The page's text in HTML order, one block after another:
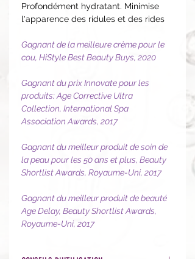
Profondément hydratant. Minimise
l'apparence des ridules et des rides
Gagnant de la meilleure crème pour le
cou, HiStyle Best Beauty Buys, 2020
Gagnant du prix Innovate pour les
produits: Age Corrective Ultra
Collection, International Spa
Association Awards, 2017
Gagnant du meilleur produit de soin de
la peau pour les 50 ans et plus, Beauty
Shortlist Awards, Royaume-Uni, 2017
Gagnant du meilleur produit de beauté
Age Delay, Beauty Shortlist Awards,
Royaume-Uni, 2017